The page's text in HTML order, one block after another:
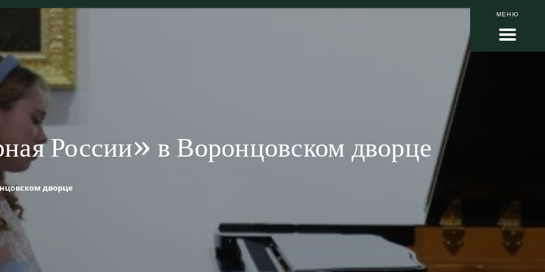
МЕНЮ
России» в Воронцовском дворце
дворце